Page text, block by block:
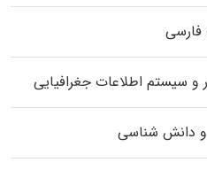
فارسی
سیستم اطلاعات جغرافیایی
و دانش شناسی